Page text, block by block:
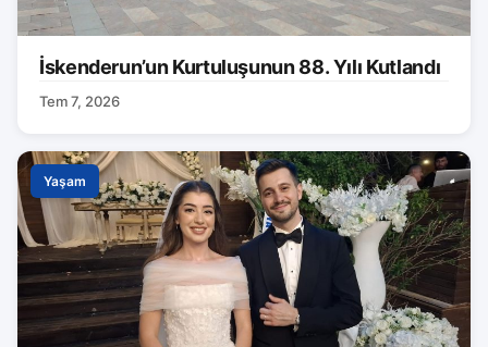
İskenderun’un Kurtuluşunun 88. Yılı Kutlandı
Tem 7, 2026
Yaşam